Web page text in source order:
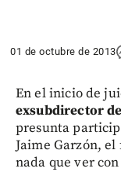
01 de octubre de 2013
En el inicio de
exsubdirector
presunta
Jaime Garzón,
nada que ver